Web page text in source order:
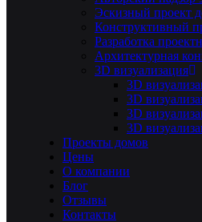
Эскизный проект
Конструктивный
Разработка
Архитектурная
3D визуализация
3D
3D
3D
3D
Проекты домов
Цены
О компании
Блог
Отзывы
Контакты